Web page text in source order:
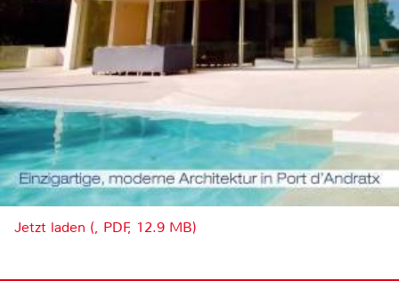
Jetzt laden (, PDF, 12.9 MB)